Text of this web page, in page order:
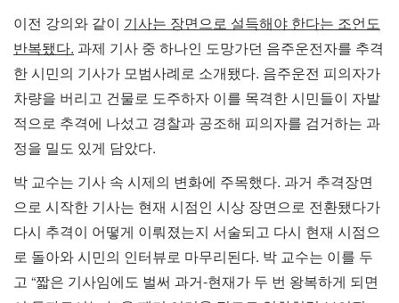
이전 강의와 같이 기사는 장면으로 설득해야 한다는 조언도
반복됐다. 과제 기사 중 하나인 도망가던 음주운전자를 추격
한 시민의 기사가 모범사례로 소개됐다. 음주운전 피의자가
차량을 버리고 건물로 도주하자 이를 목격한 시민들이 자발
적으로 추격에 나섰고 경찰과 공조해 피의자를 검거하는 과
정을 밀도 있게 담았다.
박 교수는 기사 속 시제의 변화에 주목했다. 과거 추격장면
으로 시작한 기사는 현재 시점인 시상 장면으로 전환됐다가
다시 추격이 어떻게 이뤄졌는지 서술되고 다시 현재 시점으
로 돌아와 시민의 인터뷰로 마무리된다. 박 교수는 이를 두
고 “짧은 기사임에도 벌써 과거-현재가 두 번 왕복하게 되면